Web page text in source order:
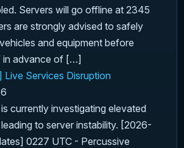
Servers will go offline at 2345
are strongly advised to safely
and equipment before
in advance of […]
Live Services Disruption
currently investigating elevated
to server instability. [2026-
0227 UTC - Percussive